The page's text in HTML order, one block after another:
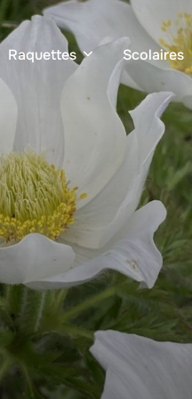
Raquettes Scolaires